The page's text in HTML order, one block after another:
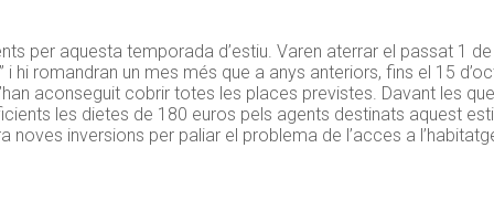
per aquesta temporada d’estiu. Varen aterrar el passat 1 de
hi romandran un mes més que a anys anteriors, fins el 15
aconseguit cobrir totes les places previstes. Davant les
les dietes de 180 euros pels agents destinats aquest
inversions per paliar el problema de l’acces a